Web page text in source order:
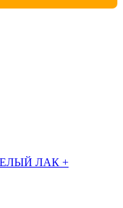
БЕЛЫЙ ЛАК +